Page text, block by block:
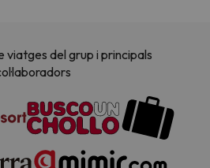
viatges del grup i principals